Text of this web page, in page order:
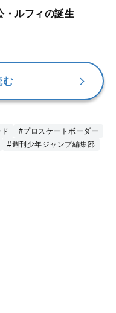
・ルフィの誕生
む
#プロスケートボーダー
#週刊少年ジャンプ編集部